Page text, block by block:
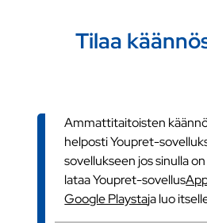
Tilaa
Ammattitaitoisten
helposti Youpret-
sovellukseen jos sinulla
lataa Youpret-sovellus
Google Playstaja luo